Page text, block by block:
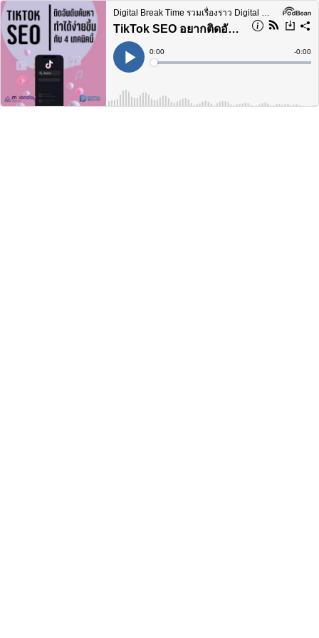
Digital Break Time รวมเรื่องราว Digital Marketing ในทุกแง่มุม
TikTok SEO อยากติดอันดับค้นหา ห้ามมองข้ามสิ่งนี้! กับ 4 เทคนิค ทำง่ายเริ่มได้เลย -DBT180
Play
Current
Time
0:00
Loaded:
Time
-0:00